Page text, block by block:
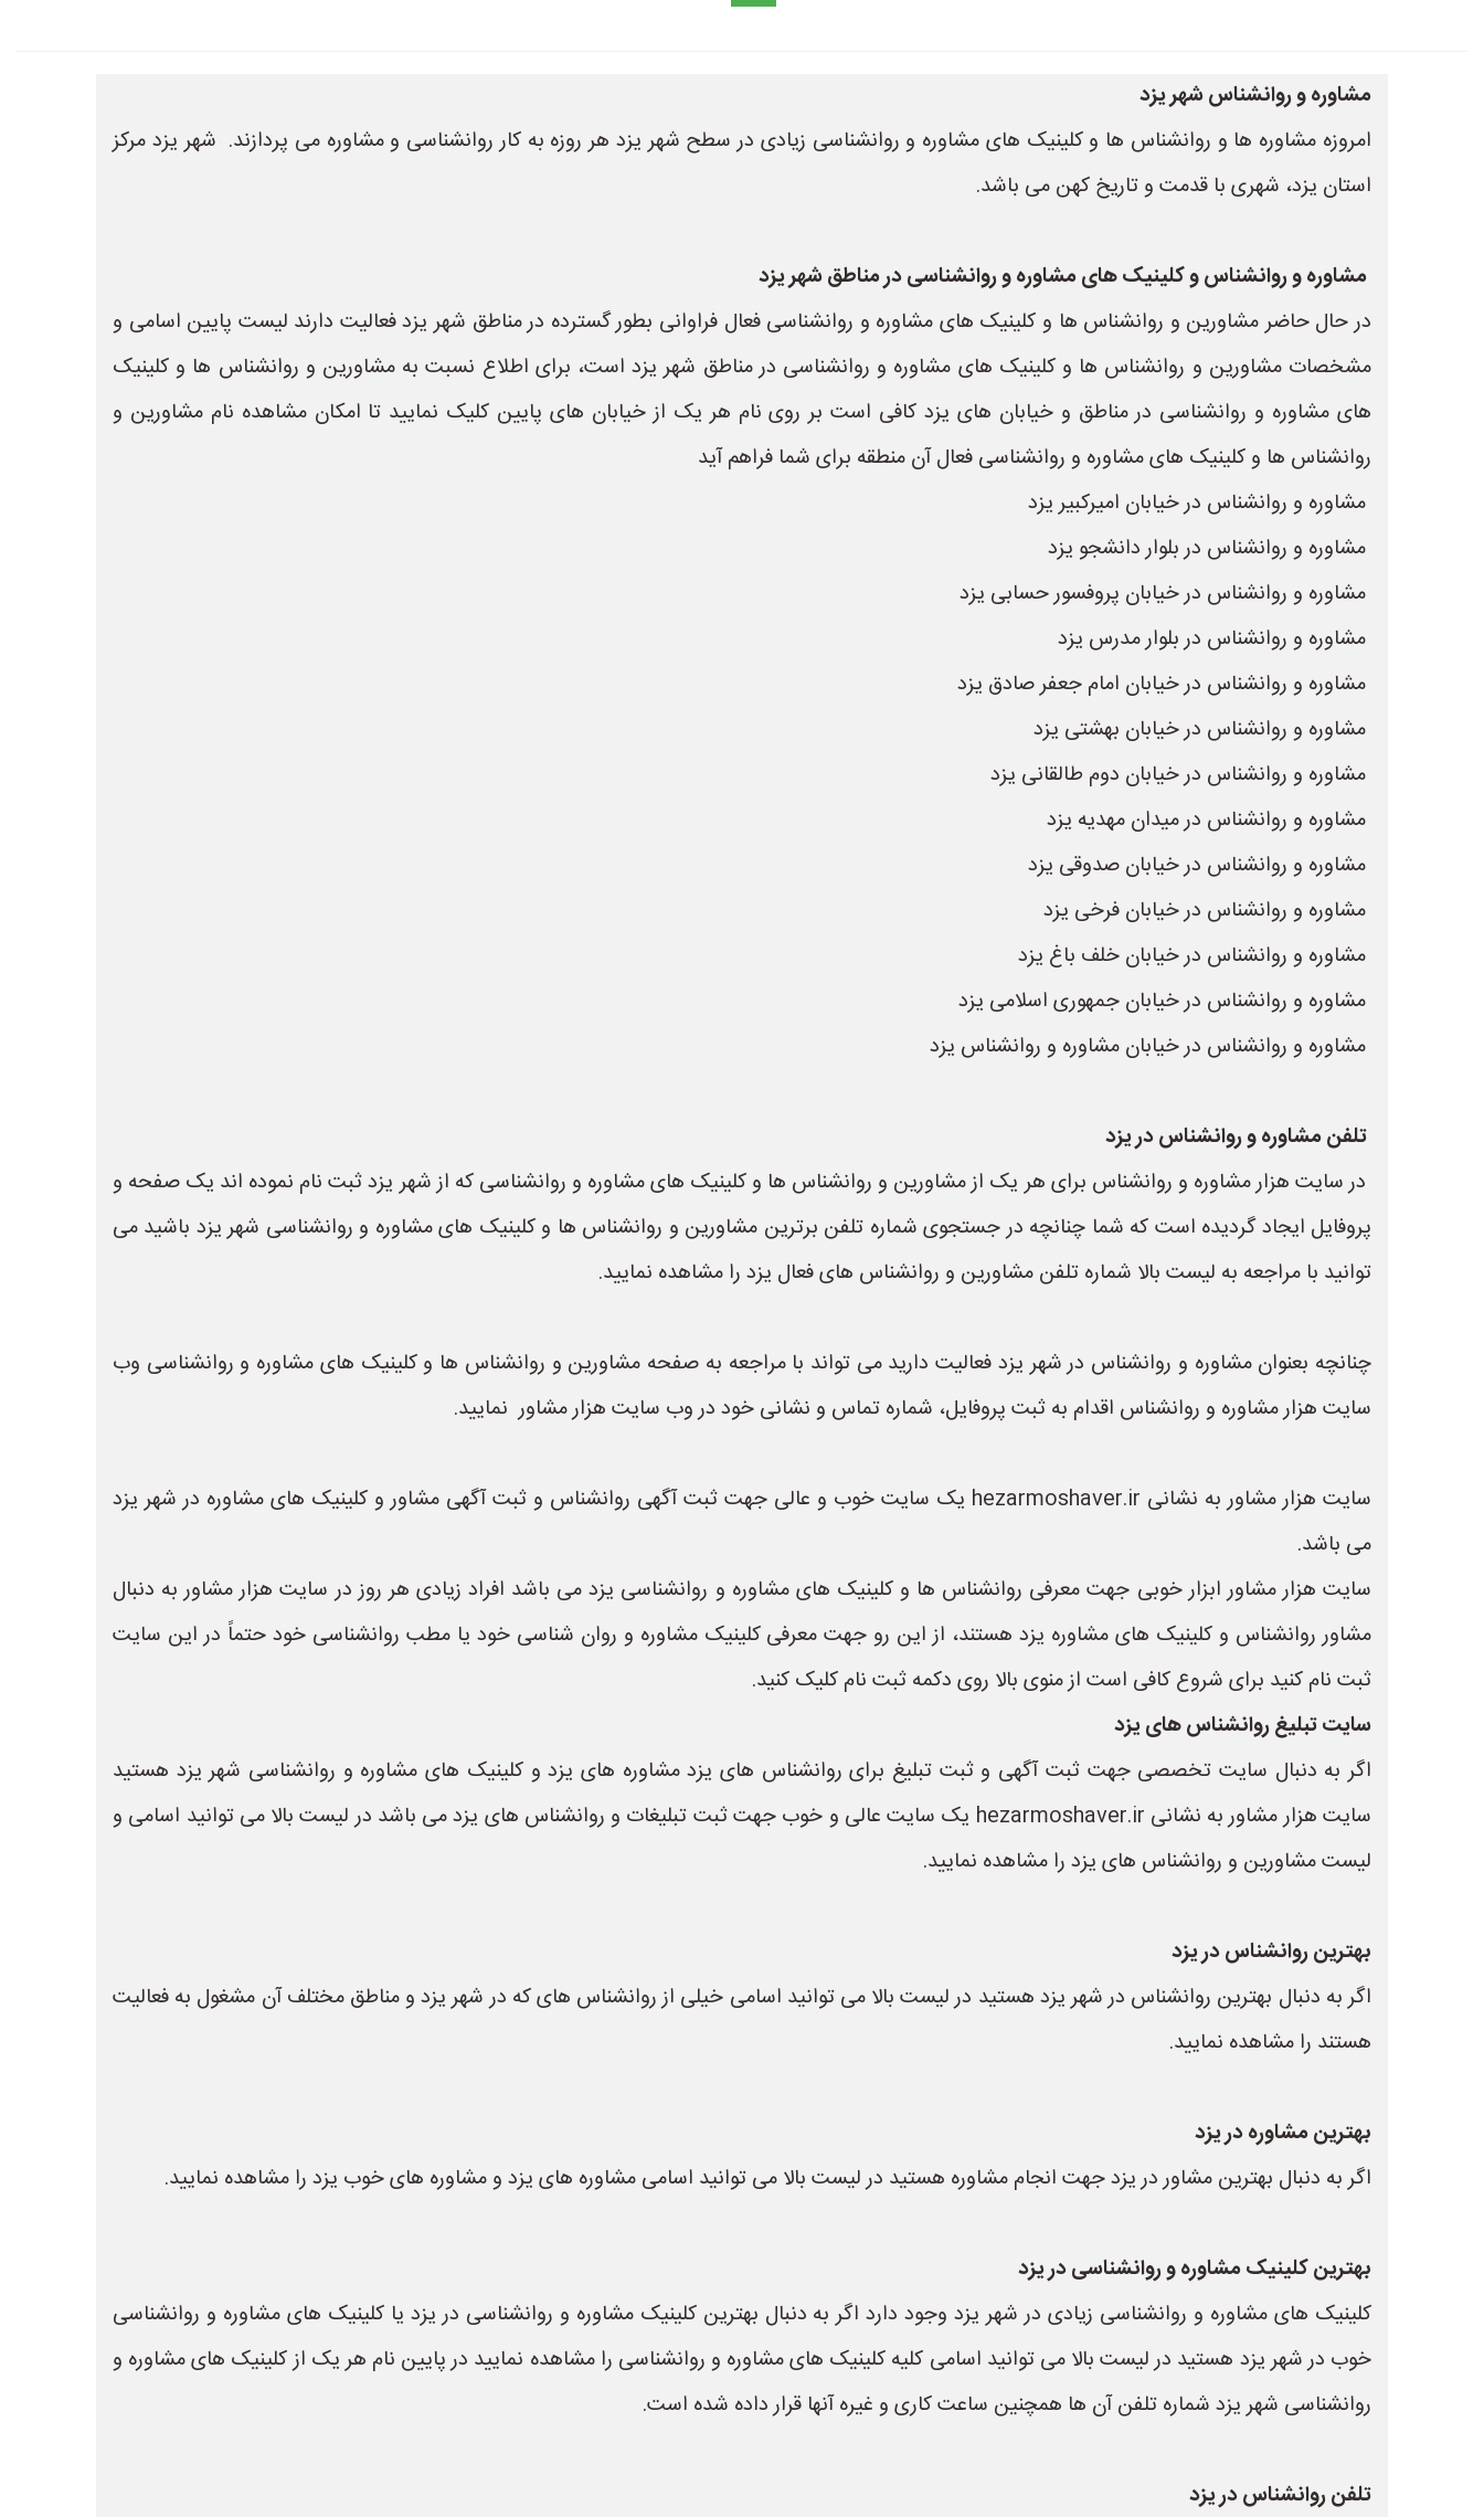
مشاوره و روانشناس شهر یزد
امروزه مشاوره ها و روانشناس ها و کلینیک های مشاوره و روانشناسی زیادی در سطح شهر یزد هر روزه به کار روانشناسی و مشاوره می پردازند. شهر یزد مرکز
استان یزد، شهری با قدمت و تاریخ کهن می باشد.
مشاوره و روانشناس و کلینیک های مشاوره و روانشناسی در مناطق شهر یزد
در حال حاضر مشاورین و روانشناس ها و کلینیک های مشاوره و روانشناسی فعال فراوانی بطور گسترده در مناطق شهر یزد فعالیت دارند لیست پایین اسامی و
مشخصات مشاورین و روانشناس ها و کلینیک های مشاوره و روانشناسی در مناطق شهر یزد است، برای اطلاع نسبت به مشاورین و روانشناس ها و کلینیک
های مشاوره و روانشناسی در مناطق و خیابان های یزد کافی است بر روی نام هر یک از خیابان های پایین کلیک نمایید تا امکان مشاهده نام مشاورین و
روانشناس ها و کلینیک های مشاوره و روانشناسی فعال آن منطقه برای شما فراهم آید
مشاوره و روانشناس در خیابان امیرکبیر یزد
مشاوره و روانشناس در بلوار دانشجو یزد
مشاوره و روانشناس در خیابان پروفسور حسابی یزد
مشاوره و روانشناس در بلوار مدرس یزد
مشاوره و روانشناس در خیابان امام جعفر صادق یزد
مشاوره و روانشناس در خیابان بهشتی یزد
مشاوره و روانشناس در خیابان دوم طالقانی یزد
مشاوره و روانشناس در میدان مهدیه یزد
مشاوره و روانشناس در خیابان صدوقی یزد
مشاوره و روانشناس در خیابان فرخی یزد
مشاوره و روانشناس در خیابان خلف باغ یزد
مشاوره و روانشناس در خیابان جمهوری اسلامی یزد
مشاوره و روانشناس در خیابان مشاوره و روانشناس یزد
تلفن مشاوره و روانشناس در یزد
در سایت هزار مشاوره و روانشناس برای هر یک از مشاورین و روانشناس ها و کلینیک های مشاوره و روانشناسی که از شهر یزد ثبت نام نموده اند یک صفحه و
پروفایل ایجاد گردیده است که شما چنانچه در جستجوی شماره تلفن برترین مشاورین و روانشناس ها و کلینیک های مشاوره و روانشناسی شهر یزد باشید می
توانید با مراجعه به لیست بالا شماره تلفن مشاورین و روانشناس های فعال یزد را مشاهده نمایید.
چنانچه بعنوان مشاوره و روانشناس در شهر یزد فعالیت دارید می تواند با مراجعه به صفحه مشاورین و روانشناس ها و کلینیک های مشاوره و روانشناسی وب
سایت هزار مشاوره و روانشناس اقدام به ثبت پروفایل، شماره تماس و نشانی خود در وب سایت هزار مشاور نمایید.
سایت هزار مشاور به نشانی hezarmoshaver.ir یک سایت خوب و عالی جهت ثبت آگهی روانشناس و ثبت آگهی مشاور و کلینیک های مشاوره در شهر یزد
می باشد.
سایت هزار مشاور ابزار خوبی جهت معرفی روانشناس ها و کلینیک های مشاوره و روانشناسی یزد می باشد افراد زیادی هر روز در سایت هزار مشاور به دنبال
مشاور روانشناس و کلینیک های مشاوره یزد هستند، از این رو جهت معرفی کلینیک مشاوره و روان شناسی خود یا مطب روانشناسی خود حتماً در این سایت
ثبت نام کنید برای شروع کافی است از منوی بالا روی دکمه ثبت نام کلیک کنید.
سایت تبلیغ روانشناس های یزد
اگر به دنبال سایت تخصصی جهت ثبت آگهی و ثبت تبلیغ برای روانشناس های یزد مشاوره های یزد و کلینیک های مشاوره و روانشناسی شهر یزد هستید
سایت هزار مشاور به نشانی hezarmoshaver.ir یک سایت عالی و خوب جهت ثبت تبلیغات و روانشناس های یزد می باشد در لیست بالا می توانید اسامی و
لیست مشاورین و روانشناس های یزد را مشاهده نمایید.
بهترین روانشناس در یزد
اگر به دنبال بهترین روانشناس در شهر یزد هستید در لیست بالا می توانید اسامی خیلی از روانشناس های که در شهر یزد و مناطق مختلف آن مشغول به فعالیت
هستند را مشاهده نمایید.
بهترین مشاوره در یزد
اگر به دنبال بهترین مشاور در یزد جهت انجام مشاوره هستید در لیست بالا می توانید اسامی مشاوره های یزد و مشاوره های خوب یزد را مشاهده نمایید.
بهترین کلینیک مشاوره و روانشناسی در یزد
کلینیک های مشاوره و روانشناسی زیادی در شهر یزد وجود دارد اگر به دنبال بهترین کلینیک مشاوره و روانشناسی در یزد یا کلینیک های مشاوره و روانشناسی
خوب در شهر یزد هستید در لیست بالا می توانید اسامی کلیه کلینیک های مشاوره و روانشناسی را مشاهده نمایید در پایین نام هر یک از کلینیک های مشاوره و
روانشناسی شهر یزد شماره تلفن آن ها همچنین ساعت کاری و غیره آنها قرار داده شده است.
تلفن روانشناس در یزد